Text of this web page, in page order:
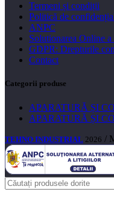
Termeni și condiții
Politică de
ANPC
Solutionarea Online
GDPR: Drepturile
Contact
Categorii produse
APARATURĂ ȘI
APARATURĂ ȘI
TEHNO INDUSTRIAL 2026 /